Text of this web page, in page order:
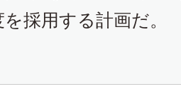
採用する計画だ。